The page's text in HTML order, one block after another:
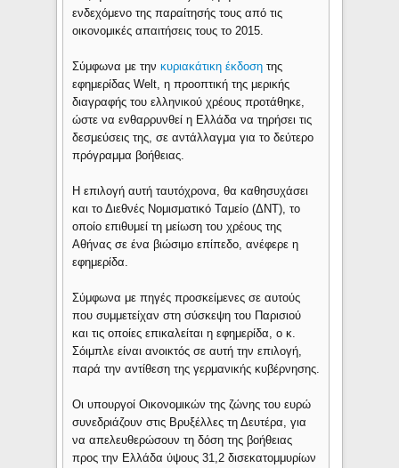
ενδεχόμενο της παραίτησής τους από τις
οικονομικές απαιτήσεις τους το 2015.
Σύμφωνα με τηνκυριακάτικη έκδοση της
εφημερίδας Welt, η προοπτική της μερικής
διαγραφής του ελληνικού χρέους προτάθηκε,
ώστε να ενθαρρυνθεί η Ελλάδα να τηρήσει τις
δεσμεύσεις της, σε αντάλλαγμα για το δεύτερο
πρόγραμμα βοήθειας.
Η επιλογή αυτή ταυτόχρονα, θα καθησυχάσει
και το Διεθνές Νομισματικό Ταμείο (ΔΝΤ), το
οποίο επιθυμεί τη μείωση του χρέους της
Αθήνας σε ένα βιώσιμο επίπεδο, ανέφερε η
εφημερίδα.
Σύμφωνα με πηγές προσκείμενες σε αυτούς
που συμμετείχαν στη σύσκεψη του Παρισιού
και τις οποίες επικαλείται η εφημερίδα, ο κ.
Σόιμπλε είναι ανοικτός σε αυτή την επιλογή,
παρά την αντίθεση της γερμανικής κυβέρνησης.
Οι υπουργοί Οικονομικών της ζώνης του ευρώ
συνεδριάζουν στις Βρυξέλλες τη Δευτέρα, για
να απελευθερώσουν τη δόση της βοήθειας
προς την Ελλάδα ύψους 31,2 δισεκατομμυρίων